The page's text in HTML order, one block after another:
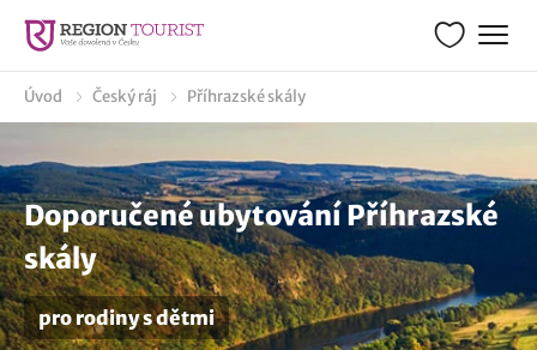
Úvod Český ráj Příhrazské skály
Doporučené ubytování Příhrazské
skály
pro rodiny s dětmi